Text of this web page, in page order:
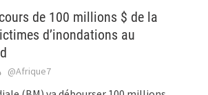
de 100 millions $ de la
d’inondations au
@Afrique7